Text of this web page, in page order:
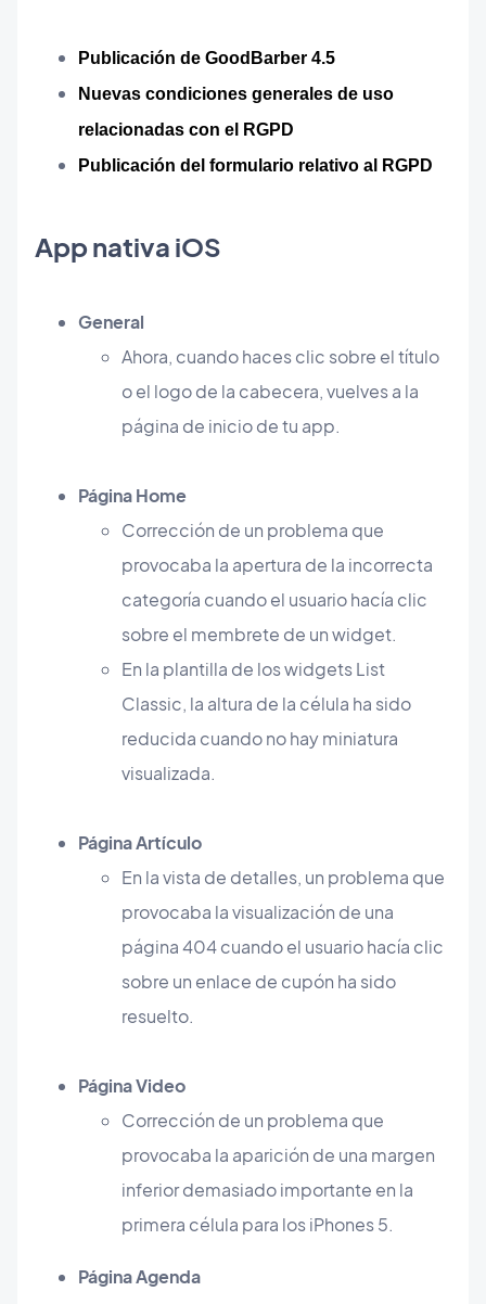
Publicación de GoodBarber 4.5
Nuevas condiciones generales de uso
relacionadas con el RGPD
Publicación del formulario relativo al RGPD
App nativa iOS
General
Ahora, cuando haces clic sobre el título
o el logo de la cabecera, vuelves a la
página de inicio de tu app.
Página Home
Corrección de un problema que
provocaba la apertura de la incorrecta
categoría cuando el usuario hacía clic
sobre el membrete de un widget.
En la plantilla de los widgets List
Classic, la altura de la célula ha sido
reducida cuando no hay miniatura
visualizada.
Página Artículo
En la vista de detalles, un problema que
provocaba la visualización de una
página 404 cuando el usuario hacía clic
sobre un enlace de cupón ha sido
resuelto.
Página Video
Corrección de un problema que
provocaba la aparición de una margen
inferior demasiado importante en la
primera célula para los iPhones 5.
Página Agenda